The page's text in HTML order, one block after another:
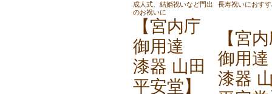
成人式、結婚祝いなど門出
のお祝いに
【宮内庁
御用達
漆器 山田
平安堂】
長寿祝いにおす
【宮
御用
漆器